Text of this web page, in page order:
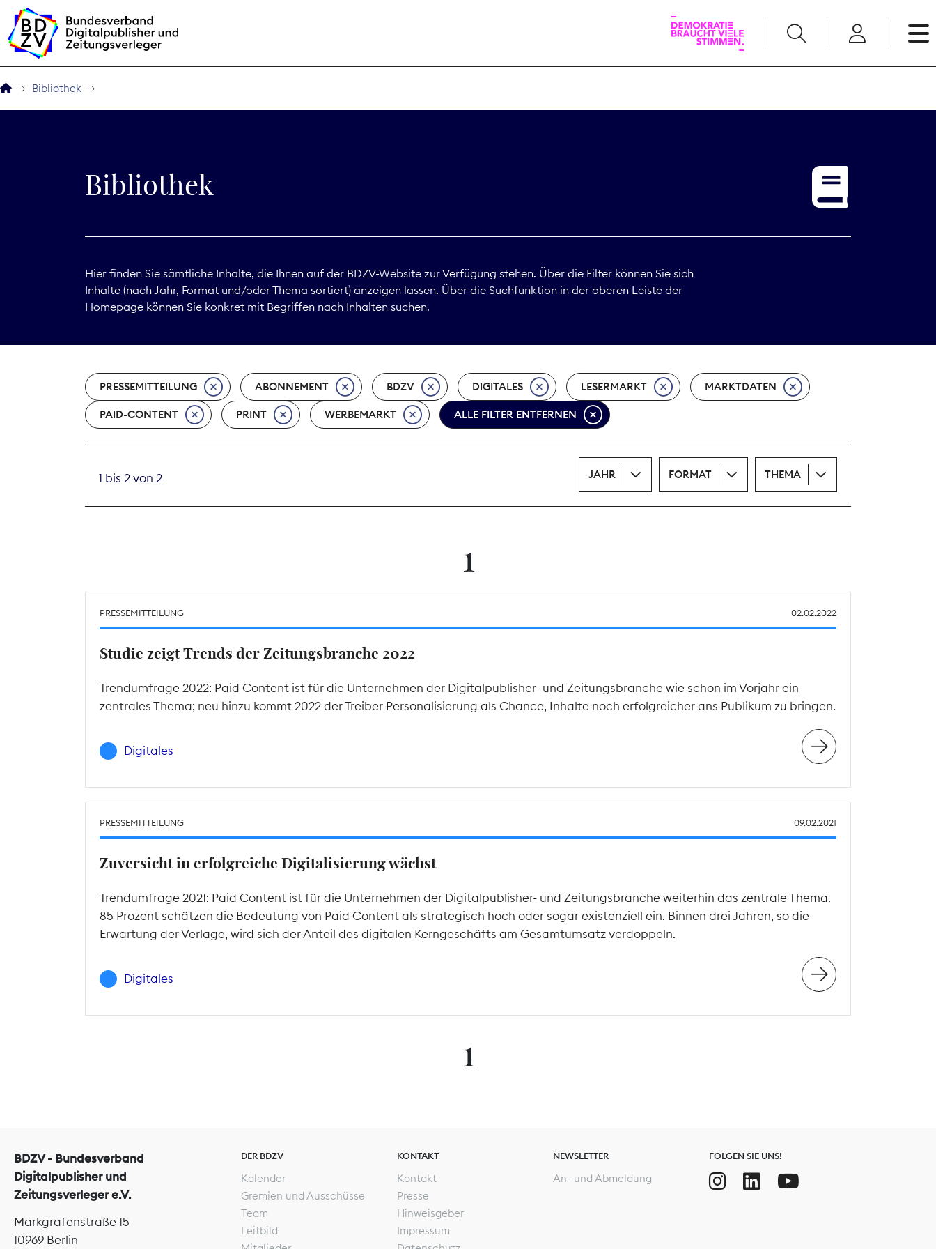
BDZVplus GmbH
Service
Print
Bibliothek
Bibliothek
Hier finden Sie sämtliche Inhalte, die Ihnen auf der BDZV-Website zur Verfügung stehen. Über die Filter können Sie sich
Inhalte (nach Jahr, Format und/oder Thema sortiert) anzeigen lassen. Über die Suchfunktion in der oberen Leiste der
Homepage können Sie konkret mit Begriffen nach Inhalten suchen.
PRESSEMITTEILUNG ABONNEMENT BDZV DIGITALES LESERMARKT MARKTDATEN
PAID-CONTENT PRINT WERBEMARKT ALLE FILTER ENTFERNEN
1 bis 2 von 2 JAHR FORMAT THEMA
1
PRESSEMITTEILUNG 02.02.2022
Studie zeigt Trends der Zeitungsbranche 2022
Trendumfrage 2022: Paid Content ist für die Unternehmen der Digitalpublisher- und Zeitungsbranche wie schon im Vorjahr ein
zentrales Thema; neu hinzu kommt 2022 der Treiber Personalisierung als Chance, Inhalte noch erfolgreicher ans Publikum zu bringen.
Digitales
PRESSEMITTEILUNG 09.02.2021
Zuversicht in erfolgreiche Digitalisierung wächst
Trendumfrage 2021: Paid Content ist für die Unternehmen der Digitalpublisher- und Zeitungsbranche weiterhin das zentrale Thema.
85 Prozent schätzen die Bedeutung von Paid Content als strategisch hoch oder sogar existenziell ein. Binnen drei Jahren, so die
Erwartung der Verlage, wird sich der Anteil des digitalen Kerngeschäfts am Gesamtumsatz verdoppeln.
Digitales
1
BDZV - Bundesverband
Digitalpublisher und
Zeitungsverleger e.V.
Markgrafenstraße 15
10969 Berlin
DER BDZV
Kalender
Gremien und Ausschüsse
Team
Leitbild
KONTAKT
Kontakt
Presse
Hinweisgeber
Impressum
NEWSLETTER
An- und Abmeldung
FOLGEN SIE UNS!